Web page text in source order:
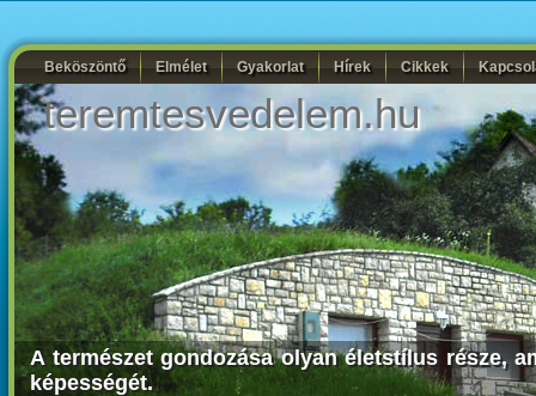
Beköszöntő Elmélet Gyakorlat Hírek Cikkek
teremtesvedelem.hu
A természet gondozása olyan életstílus része,
képességét.